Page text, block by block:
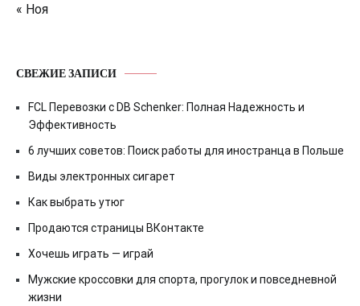
« Ноя
СВЕЖИЕ ЗАПИСИ
FCL Перевозки с DB Schenker: Полная Надежность и
Эффективность
6 лучших советов: Поиск работы для иностранца в Польше
Виды электронных сигарет
Как выбрать утюг
Продаются страницы ВКонтакте
Хочешь играть — играй
Мужские кроссовки для спорта, прогулок и повседневной
жизни